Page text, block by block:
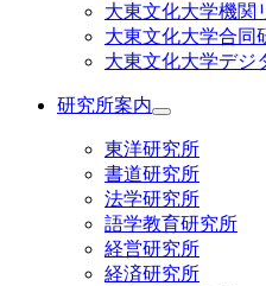
大東文化大学機関
大東文化大学合同
大東文化大学デジ
研究所案内
東洋研究所
書道研究所
法学研究所
語学教育研究所
経営研究所
経済研究所